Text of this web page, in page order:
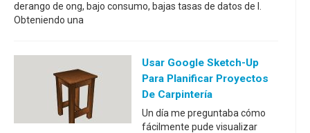
derango de ong, bajo consumo, bajas tasas de datos de l.
Obteniendo una
Usar Google Sketch-Up
Para Planificar Proyectos
De Carpintería
Un día me preguntaba cómo
fácilmente pude visualizar